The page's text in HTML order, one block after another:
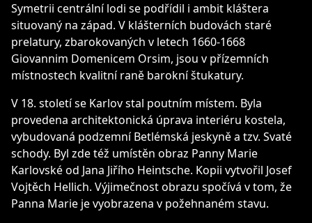
Symetrii centrální lodi se podřídil i ambit kláštera
situovaný na západ. V klášterních budovách staré
prelatury, zbarokovaných v letech 1660-1668
Giovannim Domenicem Orsim, jsou v přízemních
místnostech kvalitní raně barokní štukatury.
V 18. století se Karlov stal poutním místem. Byla
provedena architektonická úprava interiéru kostela,
vybudovaná podzemní Betlémská jeskyně a tzv. Svaté
schody. Byl zde též umístěn obraz Panny Marie
Karlovské od Jana Jiřího Heintsche. Kopii vytvořil Josef
Vojtěch Hellich. Výjimečnost obrazu spočívá v tom, že
Panna Marie je vyobrazena v požehnaném stavu.